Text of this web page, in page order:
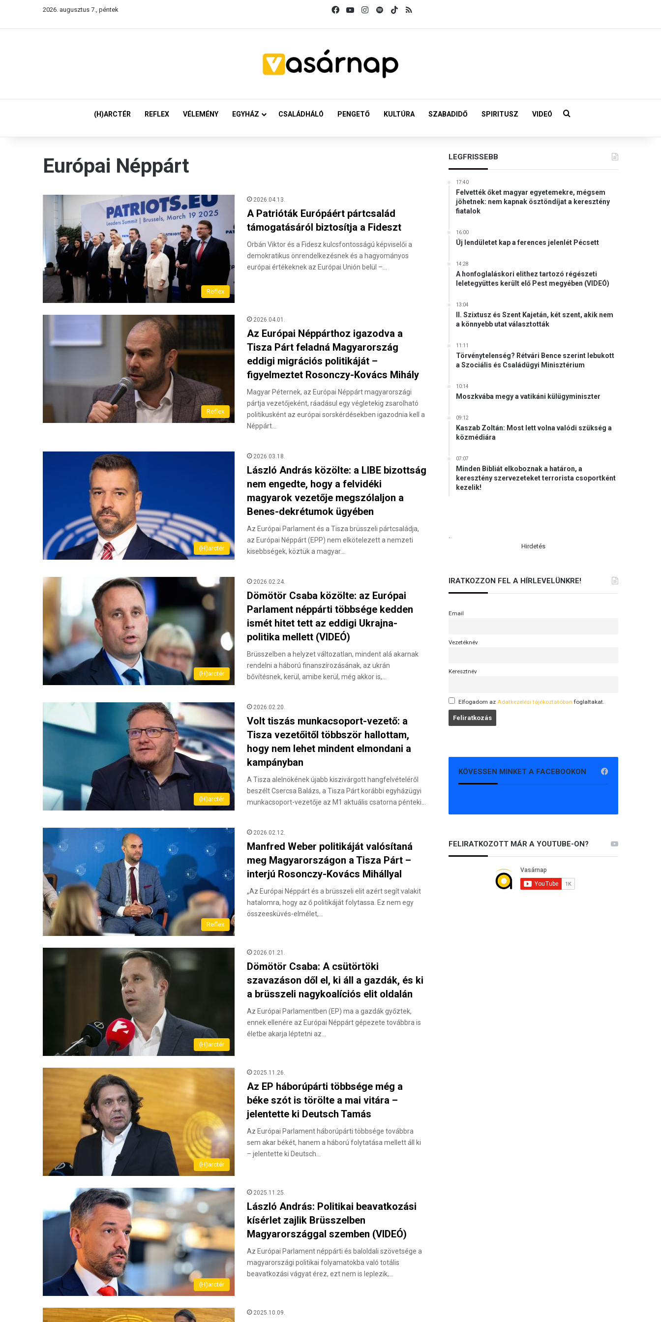
2026. augusztus 7., péntek FacebookYouTubeInstagram
SpotifyTikTok
(H)ARCTÉR REFLEX VÉLEMÉNY EGYHÁZ CSALÁDHÁLÓ PENGETŐ KULTÚRA SZABADIDŐ SPIRITUSZ VIDEÓ Keresés:
Európai Néppárt
Reflex
2026.04.13.
A Patrióták Európáért pártcsalád
támogatásáról biztosítja a Fideszt
Orbán Viktor és a Fidesz kulcsfontosságú képviselői a
demokratikus önrendelkezésnek és a hagyományos
európai értékeknek az Európai Unión belül –…
Reflex
2026.04.01.
Az Európai Néppárthoz igazodva a
Tisza Párt feladná Magyarország
eddigi migrációs politikáját –
figyelmeztet Rosonczy-Kovács Mihály
Magyar Péternek, az Európai Néppárt magyarországi
pártja vezetőjeként, ráadásul egy végletekig zsarolható
politikusként az európai sorskérdésekben igazodnia kell a
Néppárt…
(H)arctér
2026.03.18.
László András közölte: a LIBE bizottság
nem engedte, hogy a felvidéki
magyarok vezetője megszólaljon a
Benes-dekrétumok ügyében
Az Európai Parlament és a Tisza brüsszeli pártcsaládja,
az Európai Néppárt (EPP) nem elkötelezett a nemzeti
kisebbségek, köztük a magyar…
(H)arctér
2026.02.24.
Dömötör Csaba közölte: az Európai
Parlament néppárti többsége kedden
ismét hitet tett az eddigi Ukrajna-
politika mellett (VIDEÓ)
Brüsszelben a helyzet változatlan, mindent alá akarnak
rendelni a háború finanszírozásának, az ukrán
bővítésnek, kerül, amibe kerül, még akkor is,…
(H)arctér
2026.02.20.
Volt tiszás munkacsoport-vezető: a
Tisza vezetőitől többször hallottam,
hogy nem lehet mindent elmondani a
kampányban
A Tisza alelnökének újabb kiszivárgott hangfelvételéről
beszélt Csercsa Balázs, a Tisza Párt korábbi egyházügyi
munkacsoport-vezetője az M1 aktuális csatorna pénteki…
Reflex
2026.02.12.
Manfred Weber politikáját valósítaná
meg Magyarországon a Tisza Párt –
interjú Rosonczy-Kovács Mihállyal
„Az Európai Néppárt és a brüsszeli elit azért segít valakit
hatalomra, hogy az ő politikáját folytassa. Ez nem egy
összeesküvés-elmélet,…
(H)arctér
2026.01.21.
Dömötör Csaba: A csütörtöki
szavazáson dől el, ki áll a gazdák, és ki
a brüsszeli nagykoalíciós elit oldalán
Az Európai Parlamentben (EP) ma a gazdák győztek,
ennek ellenére az Európai Néppárt gépezete továbbra is
életbe akarja léptetni az…
(H)arctér
2025.11.26.
Az EP háborúpárti többsége még a
béke szót is törölte a mai vitára –
jelentette ki Deutsch Tamás
Az Európai Parlament háborúpárti többsége továbbra
sem akar békét, hanem a háború folytatása mellett áll ki
– jelentette ki Deutsch…
(H)arctér
2025.11.25.
László András: Politikai beavatkozási
kísérlet zajlik Brüsszelben
Magyarországgal szemben (VIDEÓ)
Az Európai Parlament néppárti és baloldali szövetsége a
magyarországi politikai folyamatokba való totális
beavatkozási vágyat érez, ezt nem is leplezik,…
2025.10.09.
LEGFRISSEBB
17:40
Felvették őket magyar egyetemekre, mégsem
jöhetnek: nem kapnak ösztöndíjat a keresztény
fiatalok
16:00
Új lendületet kap a ferences jelenlét Pécsett
14:28
A honfoglaláskori elithez tartozó régészeti
leletegyüttes került elő Pest megyében (VIDEÓ)
13:04
II. Szixtusz és Szent Kajetán, két szent, akik nem
a könnyebb utat választották
11:11
Törvénytelenség? Rétvári Bence szerint lebukott
a Szociális és Családügyi Minisztérium
10:14
Moszkvába megy a vatikáni külügyminiszter
09:12
Kaszab Zoltán: Most lett volna valódi szükség a
közmédiára
07:07
Minden Bibliát elkoboznak a határon, a
keresztény szervezeteket terrorista csoportként
kezelik!
.
Hirdetés
IRATKOZZON FEL A HÍRLEVELÜNKRE!
Email
Vezetéknév
Keresztnév
Elfogadom az Adatkezelési tájékoztatóban foglaltakat.
KÖVESSEN MINKET A FACEBOOKON
FELIRATKOZOTT MÁR A YOUTUBE-ON?